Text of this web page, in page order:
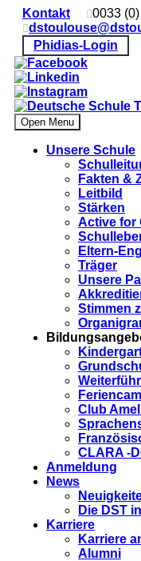
Kontakt
0033
Phidias-Login
Open Menu
Unsere Schule
Fakten &
Leitbild
Stärken
Active for
Eltern-
Träger
Unsere
Stimmen
Club
CLARA -
Anmeldung
News
Die DST
Karriere
Karriere
Alumni